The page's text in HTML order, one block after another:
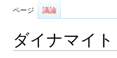
ページ 議論
ダイナマイト